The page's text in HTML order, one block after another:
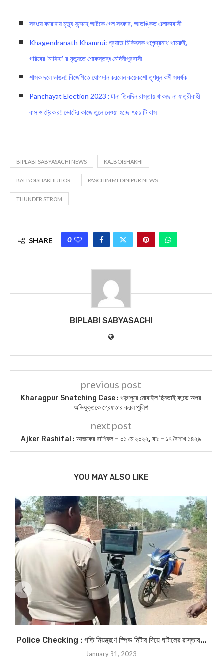
সবংয়ে করোনায় মৃত্যু সন্দেহে আটকে গেল সৎকার, আতঙ্কিত এলাকাবাসী
Khagendranath Khamrui: প্রয়াত চিকিৎসক খগেন্দ্রনাথ খামরুই,
গরিবের ‘মাসিহা’-র মৃত্যুতে শোকস্তব্ধ মেদিনীপুরবাসী
শাসক দলে ভাঙন! বিজেপিতে যোগদান করলেন কয়েকশো তৃণমূল কর্মী সমর্থক
Panchayat Election 2023 : টানা তিনদিন রাস্তায় থাকছে না যাত্রীবাহী
বাস ও ট্রেকার! ভোটের কাজে তুলে নেওয়া হচ্ছে ৭৫১ টি বাস
BIPLABI SABYASACHI NEWS KALBOISHAKHI
KALBOISHAKHI JHOR PASCHIM MEDINIPUR NEWS
THUNDER STROM
SHARE 0
BIPLABI SABYASACHI
previous post
Kharagpur Snatching Case : খড়্গপুরে মোবাইল ছিনতাই কান্ডে অপর
অভিযু্ক্তকে গ্রেফতার করল পুলিশ
next post
Ajker Rashifal : আজকের রাশিফল – ০১ মে ২০২২, বাঃ – ১৭ বৈশাখ ১৪২৯
YOU MAY ALSO LIKE
Police Checking : গতি নিয়ন্ত্রণে স্পিড মিটার দিয়ে ঘাটালের রাস্তায়...
January 31, 2023